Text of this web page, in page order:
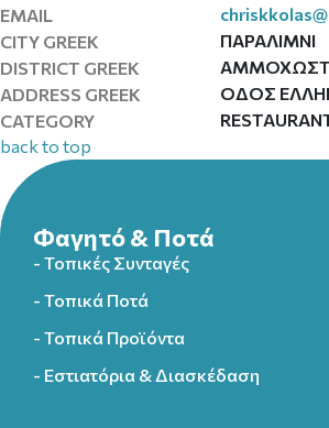
EMAIL
CITY GREEK
ΠΑΡΑΛΙΜΝΙ
DISTRICT GREEK
ADDRESS GREEK
ΟΔΟΣ
CATEGORY
back to top
Φαγητό & Ποτά
- Τοπικές Συνταγές
- Τοπικά Ποτά
- Τοπικά Προϊόντα
- Εστιατόρια & Διασκέδαση